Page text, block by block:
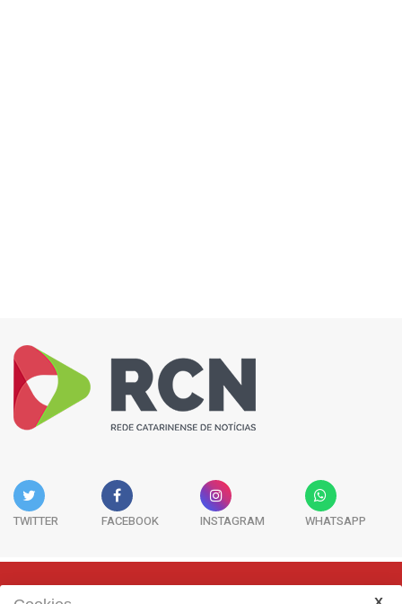
TWITTER FACEBOOK INSTAGRAM WHATSAPP